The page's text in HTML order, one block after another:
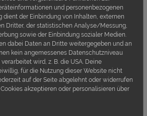
an den Hormonen
weil man einen Verdacht
etwas gehört oder
auf dieser Seite dienen
und personenbezogenen
dient der Einbindung von Inhalten, externen
Dritter, der statistischen Analyse/Messung,
sowie der Einbindung sozialer Medien.
dabei Daten an Dritte weitergegeben und an
kein angemessenes Datenschutzniveau
wird, z. B. die USA. Deine
für die Nutzung dieser Website nicht
auf der Seite abgelehnt oder widerrufen
akzeptieren oder personalisieren über